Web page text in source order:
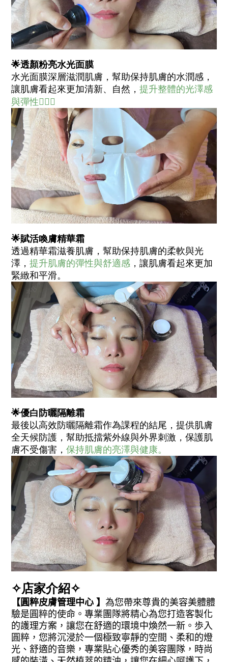
🌟透顏粉亮水光面膜
水光面膜深層滋潤肌膚，幫助保持肌膚的水潤感，
讓肌膚看起來更加清新、自然， 提升整體的光澤感
與彈性🧏🏻‍♀️
🌟賦活喚膚精華霜
透過精華霜滋養肌膚，幫助保持肌膚的柔軟與光
澤， 提升肌膚的彈性與舒適感 ，讓肌膚看起來更加
緊緻和平滑。
🌟優白防曬隔離霜
最後以高效防曬隔離霜作為課程的結尾，提供肌膚
全天候防護，幫助抵擋紫外線與外界刺激，保護肌
膚不受傷害， 保持肌膚的亮澤與健康。
✧店家介紹✧
【圓粹皮膚管理中心 】 為您帶來尊貴的美容美體體
驗是圓粹的使命。專業團隊將精心為您打造客製化
的護理方案，讓您在舒適的環境中煥然一新。歩入
圓粹，您將沉浸於一個極致寧靜的空間、柔和的燈
光、舒適的音樂，專業貼心優秀的美容團隊，時尚